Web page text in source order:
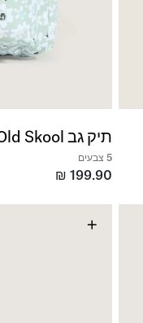
תיק גב Old Skool
5 צבעים
₪ 199.90
+